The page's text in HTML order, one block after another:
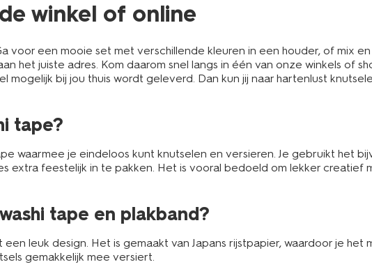
winkel of online
voor een mooie set met verschillende kleuren in een houder, of mix
het juiste adres. Kom daarom snel langs in één van onze winkels of
bij jou thuis wordt geleverd. Dan kun jij naar hartenlust
tape?
waarmee je eindeloos kunt knutselen en versieren. Je gebruikt het
extra feestelijk in te pakken. Het is vooral bedoeld om lekker creatief
tape en plakband?
leuk design. Het is gemaakt van Japans rijstpapier, waardoor je
gemakkelijk mee versiert.